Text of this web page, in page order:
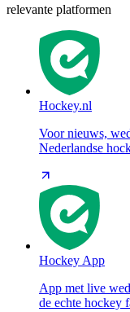
relevante platformen
Hockey.nl
Voor nieuws,
Nederlandse
Hockey App
App met live
de echte hockey